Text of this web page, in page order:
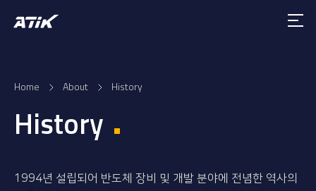
Home About History
History
1994년 설립되어 반도체 장비 및 개발 분야에 전념한 역사의